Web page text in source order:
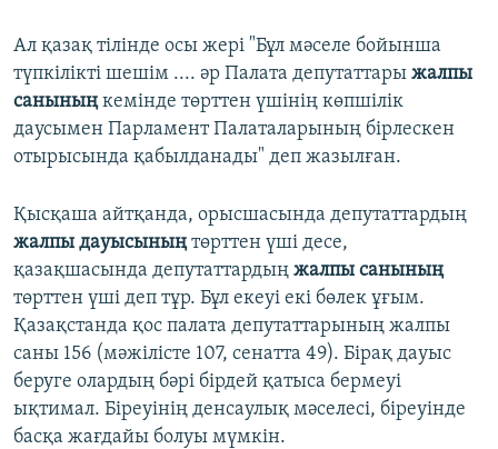
Ал қазақ тілінде осы жері "Бұл мәселе бойынша
түпкілікті шешім .... әр Палата депутаттары жалпы
саныныңкемінде төрттен үшінің көпшілік
даусымен Парламент Палаталарының бірлескен
отырысында қабылданады" деп жазылған.
Қысқаша айтқанда, орысшасында депутаттардың
жалпы дауысыныңтөрттен үші десе,
қазақшасында депутаттардың жалпы санының
төрттен үші деп тұр. Бұл екеуі екі бөлек ұғым.
Қазақстанда қос палата депутаттарының жалпы
саны 156 (мәжілісте 107, сенатта 49). Бірақ дауыс
беруге олардың бәрі бірдей қатыса бермеуі
ықтимал. Біреуінің денсаулық мәселесі, біреуінде
басқа жағдайы болуы мүмкін.